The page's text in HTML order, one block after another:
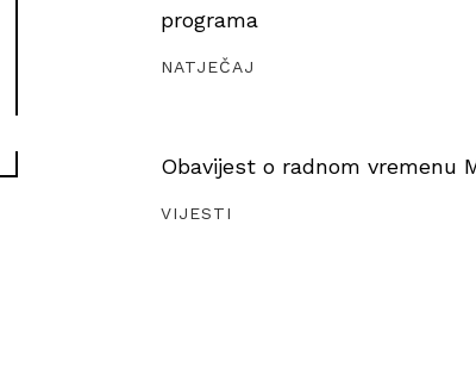
programa
NATJEČAJ
Obavijest o radnom vremenu
VIJESTI